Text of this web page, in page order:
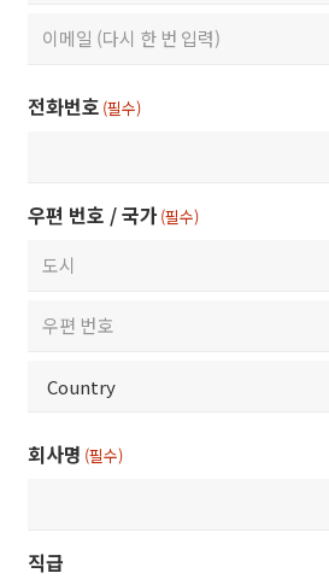
Email
Email
전화번호 (필수)
우편 번호 / 국가 (필수)
Code
회사명 (필수)
직급